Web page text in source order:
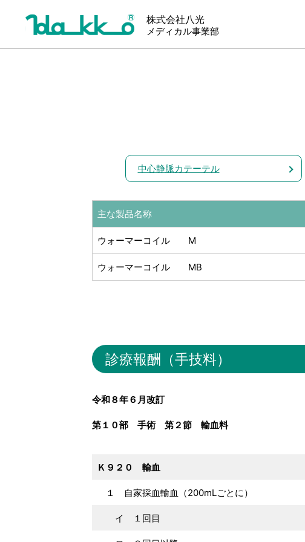
株式会社八光
メディカル事業部
中心静脈カテーテル
主な製品名称
ウォーマーコイル M
ウォーマーコイル MB
診療報酬（手技料）
令和８年６月改訂
第１０部 手術 第２節 輸血料
Ｋ９２０ 輸血
１ 自家採血輸血（200mLごとに）
イ １回目